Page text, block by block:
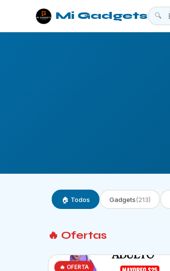
Mi Gadgets 🔍
🏠 Todos Gadgets(213)
🔥 Ofertas
🔥 OFERTA